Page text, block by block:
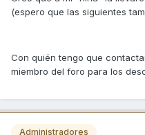
(espero que las siguientes
Con quién tengo que
miembro del foro para los
Administradores